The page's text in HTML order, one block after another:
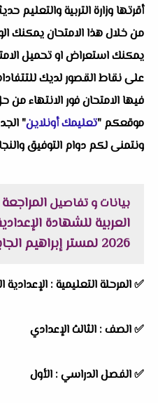
أقرتها وزارة التربية والتعليم
من خلال هذا الامتحان يمكنك
يمكنك استعراض او تحميل
على نقاط القصور لديك
فيها الامتحان فور الانتهاء من
موقعكم "تعليمك أونلاين"
ونتمنى لكم دوام التوفيق
بيانات و تفاصيل
العربية للشهادة
2026 لمستر إبراهيم الجابري
✅المرحلة التعليمية : الإعدادية
✅الصف : الثالث الإعدادي
✅الفصل الدراسي : الأول